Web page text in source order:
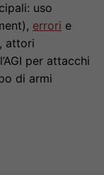
uso
errori e
attori
per attacchi
di armi